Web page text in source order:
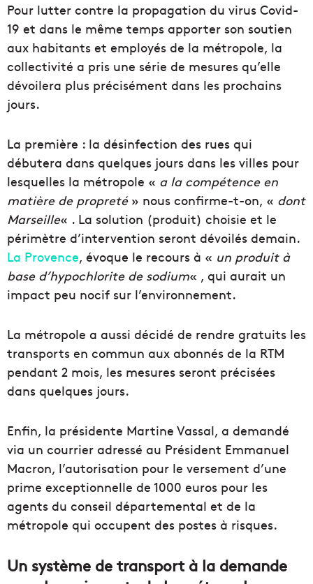
Pour lutter contre la propagation du virus Covid-
19 et dans le même temps apporter son soutien
aux habitants et employés de la métropole, la
collectivité a pris une série de mesures qu’elle
dévoilera plus précisément dans les prochains
jours.
La première : la désinfection des rues qui
débutera dans quelques jours dans les villes pour
lesquelles la métropole « a la compétence en
matière de propreté» nous confirme-t-on, « dont
Marseille« . La solution (produit) choisie et le
périmètre d’intervention seront dévoilés demain.
La Provence, évoque le recours à « un produit à
base d’hypochlorite de sodium« , qui aurait un
impact peu nocif sur l’environnement.
La métropole a aussi décidé de rendre gratuits les
transports en commun aux abonnés de la RTM
pendant 2 mois, les mesures seront précisées
dans quelques jours.
Enfin, la présidente Martine Vassal, a demandé
via un courrier adressé au Président Emmanuel
Macron, l’autorisation pour le versement d’une
prime exceptionnelle de 1000 euros pour les
agents du conseil départemental et de la
métropole qui occupent des postes à risques.
Un système de transport à la demande